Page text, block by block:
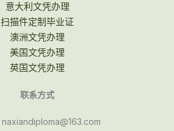
意大利文凭办理
扫描件定制毕业证
澳洲文凭办理
美国文凭办理
英国文凭办理
联系方式
naxiandiploma@163.com